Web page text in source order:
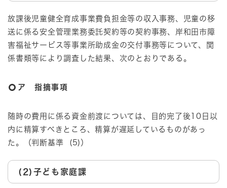
放課後児童健全育成事業費負担金等の収入事務、児童の移
送に係る安全管理業務委託契約等の契約事務、岸和田市障
害福祉サービス等事業所助成金の交付事務等について、関
係書類等により調査した結果、次のとおりである。
ア 指摘事項
随時の費用に係る資金前渡については、目的完了後10日以
内に精算すべきところ、精算が遅延しているものがあっ
た。（判断基準 (5)）
(2)子ども家庭課